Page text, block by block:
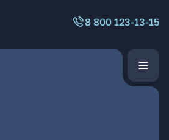
8 800 123-13-15